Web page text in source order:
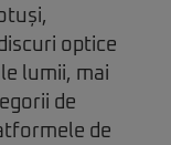
optice
lumii, mai
de
de